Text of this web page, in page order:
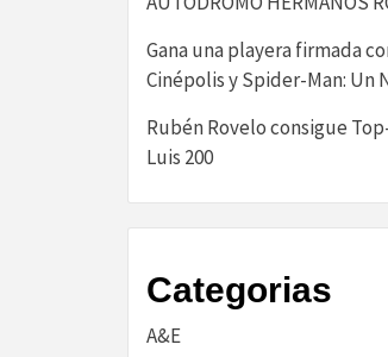
Gana una playera firmada
Cinépolis y Spider-Man: Un
Rubén Rovelo consigue
Luis 200
Categorias
A&E